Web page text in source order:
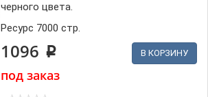
черного цвета.
Ресурс 7000 стр.
1096 p
под заказ
В КОРЗИНУ